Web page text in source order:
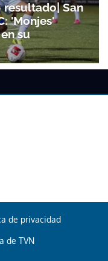
resultado| San
'Monjes'
su
de privacidad
de TVN